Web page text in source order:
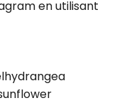
en utilisant